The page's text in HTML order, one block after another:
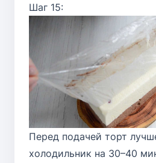
Шаг 15:
Перед подачей торт
холодильник на 30–40